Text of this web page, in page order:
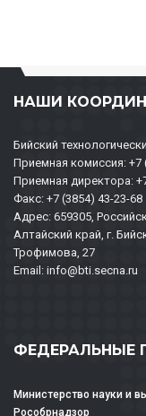
НАШИ
Бийский
Приемная комиссия: +7
Приемная директора:
Факс: +7 (3854) 43-23-68
Адрес: 659305,
Алтайский край, г.
Трофимова, 27
Email: info@bti.secna.ru
ФЕДЕРАЛЬНЫЕ
Министерство науки и
Рособрнадзор